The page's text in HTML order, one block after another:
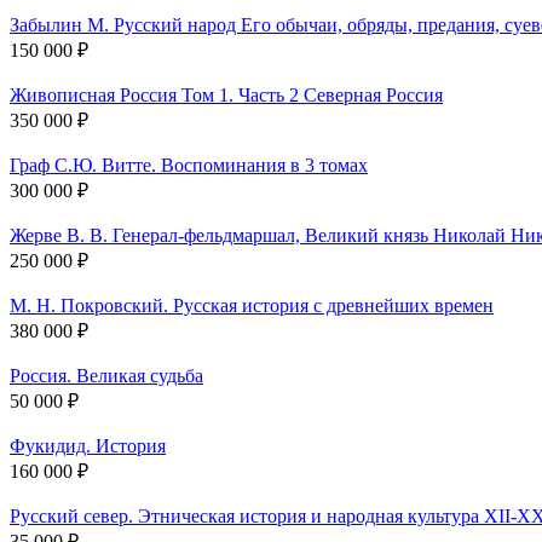
Забылин М. Русский народ Его обычаи, обряды, предания,
150 000 ₽
Живописная Россия Том 1. Часть 2 Северная Россия
350 000 ₽
Граф С.Ю. Витте. Воспоминания в 3 томах
300 000 ₽
Жерве В. В. Генерал-фельдмаршал, Великий князь Николай
250 000 ₽
М. Н. Покровский. Русская история с древнейших времен
380 000 ₽
Россия. Великая судьба
50 000 ₽
Фукидид. История
160 000 ₽
Русский север. Этническая история и народная культура XII-